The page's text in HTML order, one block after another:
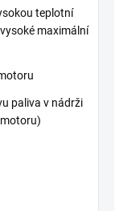
teplotní
maximální
paliva v nádrži